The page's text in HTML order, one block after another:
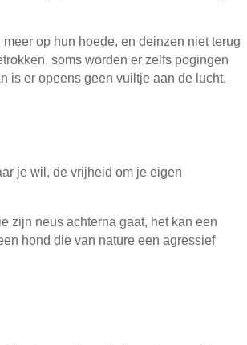
op hun hoede, en deinzen niet terug
soms worden er zelfs pogingen
is er opeens geen vuiltje aan de lucht.
je wil, de vrijheid om je eigen
zijn neus achterna gaat, het kan een
hond die van nature een agressief